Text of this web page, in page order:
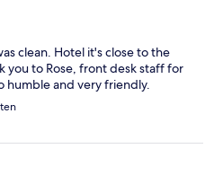
clean. Hotel it's close to the
you to Rose, front desk staff for
humble and very friendly.